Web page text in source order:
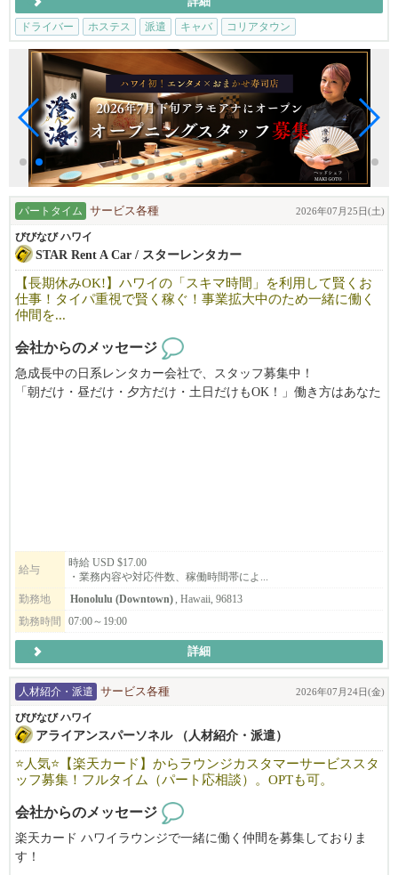
ドライバー
ホステス 派遣 キャバ コリアタウン
パートタイム サービス各種 2026年07月25日(土)
びびなび ハワイ
STAR Rent A Car / スターレンタカー
【長期休みOK!】ハワイの「スキマ時間」を利用して賢くお
仕事！タイパ重視で賢く稼ぐ！事業拡大中のため一緒に働く
仲間を...
会社からのメッセージ
急成長中の日系レンタカー会社で、スタッフ募集中！
「朝だけ・昼だけ・夕方だけ・土日だけもOK！」働き方はあなた
給与
時給 USD $17.00
・業務内容や対応件数、稼働時間帯によ...
勤務地
Honolulu (Downtown), Hawaii, 96813
勤務時間
07:00～19:00
詳細
人材紹介・派遣 サービス各種 2026年07月24日(金)
びびなび ハワイ
アライアンスパーソネル （人材紹介・派遣）
⭐人気⭐【楽天カード】からラウンジカスタマーサービススタ
ッフ募集！フルタイム（パート応相談）。OPTも可。
会社からのメッセージ
楽天カード ハワイラウンジで一緒に働く仲間を募集しておりま
す！